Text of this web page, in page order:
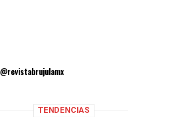
@revistabrujulamx
TENDENCIAS